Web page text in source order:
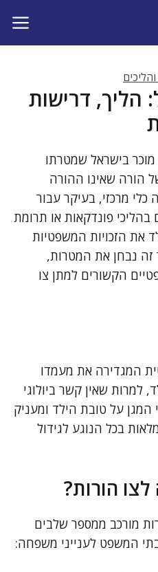
הליך, דרישות
בישראל שמטרתו
הורה שאינו ההורה
כלי מרכזי, בעיקר עבור
פונדקאות או תרומת
את הזכויות המשפטיות
נבחן את המטרות,
הקשורים למתן צו
המגדירה את מעמדו
שאין קשר ביולוגי
על טובת הילד ומעניק
בכל הנוגע לגידול
הורות?
מורכב ממספר שלבים
המשפט לענייני משפחה: